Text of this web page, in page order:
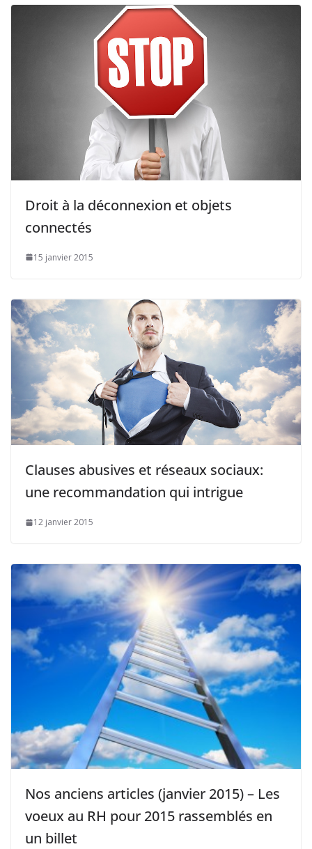
Droit à la déconnexion et objets
connectés
15 janvier 2015
Clauses abusives et réseaux sociaux:
une recommandation qui intrigue
12 janvier 2015
Nos anciens articles (janvier 2015) – Les
voeux au RH pour 2015 rassemblés en
un billet